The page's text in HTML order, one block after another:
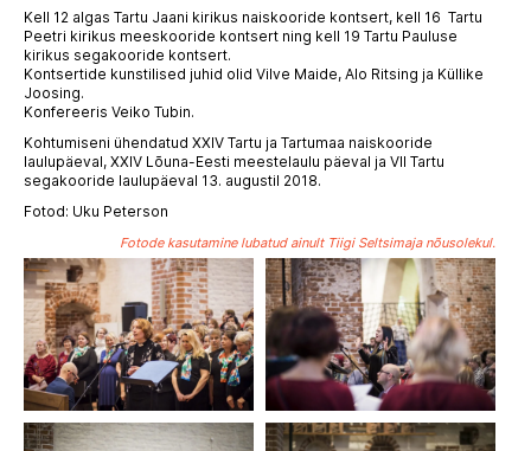
Kell 12 algas Tartu Jaani kirikus naiskooride kontsert, kell 16 Tartu
Peetri kirikus meeskooride kontsert ning kell 19 Tartu Pauluse
kirikus segakooride kontsert.
Kontsertide kunstilised juhid olid Vilve Maide, Alo Ritsing ja Küllike
Joosing.
Konfereeris Veiko Tubin.
Kohtumiseni ühendatud XXIV Tartu ja Tartumaa naiskooride
laulupäeval, XXIV Lõuna-Eesti meestelaulu päeval ja VII Tartu
segakooride laulupäeval 13. augustil 2018.
Fotod: Uku Peterson
Fotode kasutamine lubatud ainult Tiigi Seltsimaja nõusolekul.